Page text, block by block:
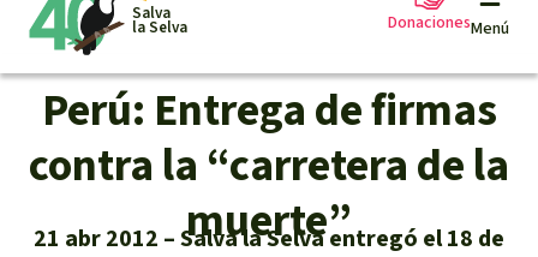
Salva
la Selva Menú
Peticiones
Proyectos
Donaciones
Tu donación ayuda
Donación general
Perú: Entrega de firmas
contra la “carretera de la
muerte”
21 abr 2012
Salva la Selva entregó el 18 de